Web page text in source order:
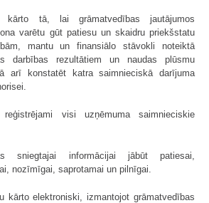
kārto tā, lai grāmatvedības jautājumos
varētu gūt patiesu un skaidru priekšstatu
mantu un finansiālo stāvokli noteiktā
darbības rezultātiem un naudas plūsmu
arī konstatēt katra saimnieciskā darījuma
visi uzņēmuma saimnieciskie
sniegtajai informācijai jābūt patiesai,
nozīmīgai, saprotamai un pilnīgai.
kārto elektroniski, izmantojot grāmatvedības